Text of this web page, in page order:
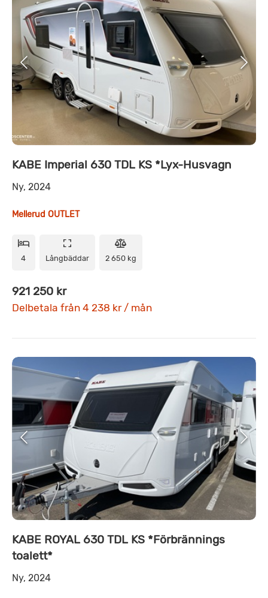
KABE Imperial 630 TDL KS *Lyx-Husvagn
Ny, 2024
Mellerud OUTLET
4 Långbäddar 2 650 kg
921 250 kr
Delbetala från 4 238 kr / mån
KABE ROYAL 630 TDL KS *Förbrännings
toalett*
Ny, 2024